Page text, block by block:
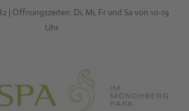
| Öffnungszeiten: Di, Mi, Fr und Sa von 10-19
Uhr